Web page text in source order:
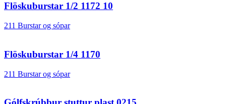
Flöskuburstar 1/2 1172 10
211 Burstar og sópar
Flöskuburstar 1/4 1170
211 Burstar og sópar